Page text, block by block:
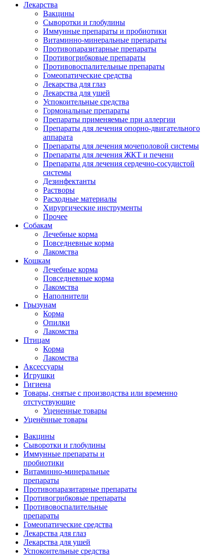
Лекарства
Вакцины
Сыворотки и глобулины
Иммунные препараты и пробиотики
Витаминно-минеральные препараты
Противопаразитарные препараты
Противогрибковые препараты
Противовоспалительные препараты
Гомеопатические средства
Лекарства для глаз
Лекарства для ушей
Успокоительные средства
Гормональные препараты
Препараты применяемые при аллергии
Препараты для лечения опорно-двигательного
аппарата
Препараты для лечения мочеполовой системы
Препараты для лечения ЖКТ и печени
Препараты для лечения сердечно-сосудистой
системы
Дезинфектанты
Растворы
Расходные материалы
Хирургические инструменты
Прочее
Собакам
Лечебные корма
Повседневные корма
Лакомства
Кошкам
Лечебные корма
Повседневные корма
Лакомства
Наполнители
Грызунам
Корма
Опилки
Лакомства
Птицам
Корма
Лакомства
Аксессуары
Игрушки
Гигиена
Товары, снятые с производства или временно
отстуствующие
Уцененные товары
Уценённые товары
Вакцины
Сыворотки и глобулины
Иммунные препараты и
пробиотики
Витаминно-минеральные
препараты
Противопаразитарные препараты
Противогрибковые препараты
Противовоспалительные
препараты
Гомеопатические средства
Лекарства для глаз
Лекарства для ушей
Успокоительные средства